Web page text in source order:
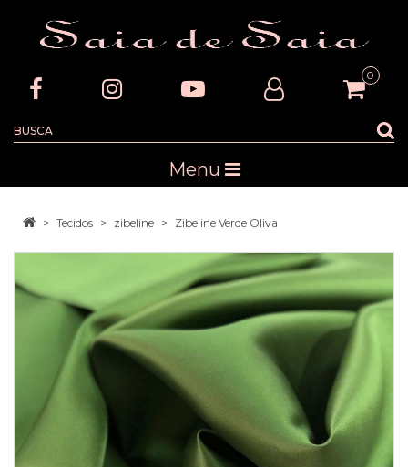
0
Menu
Tecidos zibeline Zibeline Verde Oliva